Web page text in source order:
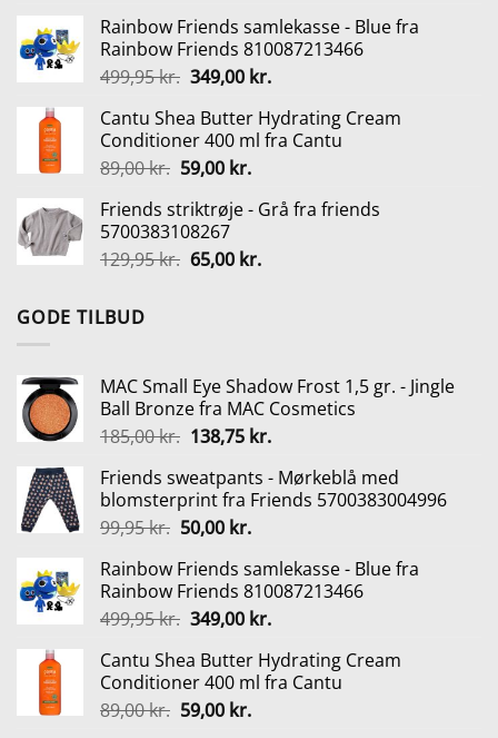
pris
var:
99,95 kr..
pris
er:
50,00 kr..
Rainbow Friends samlekasse - Blue fra
Rainbow Friends 810087213466
499,95kr. Den
pris
var:
499,95 kr..
349,00 kr.Den
pris
er:
Cantu Shea Butter Hydrating Cream
Conditioner 400 ml fra Cantu
89,00kr. Den
pris
var:
89,00 kr..
59,00 kr.Den
pris
59,00 kr..
Friends striktrøje - Grå fra friends
5700383108267
129,95kr. Den
65,00 kr.Den
GODE TILBUD
MAC Small Eye Shadow Frost 1,5 gr. - Jingle
Ball Bronze fra MAC Cosmetics
185,00kr. Den
pris
var:
185,00 kr..
138,75 kr.Den
pris
er:
Friends sweatpants - Mørkeblå med
blomsterprint fra Friends 5700383004996
99,95kr. Den
pris
var:
99,95 kr..
50,00 kr.Den
pris
er:
50,00 kr..
Rainbow Friends samlekasse - Blue fra
Rainbow Friends 810087213466
499,95kr. Den
pris
var:
499,95 kr..
349,00 kr.Den
pris
er:
Cantu Shea Butter Hydrating Cream
Conditioner 400 ml fra Cantu
89,00kr. Den
59,00 kr.Den